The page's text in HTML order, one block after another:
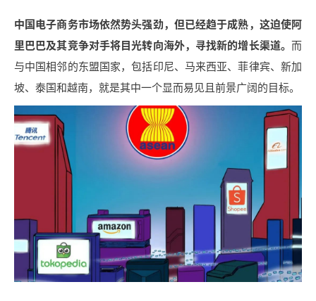
中国电子商务市场依然势头强劲，但已经趋于成熟，这迫使阿
里巴巴及其竞争对手将目光转向海外，寻找新的增长渠道。 而
与中国相邻的东盟国家，包括印尼、马来西亚、菲律宾、新加
坡、泰国和越南，就是其中一个显而易见且前景广阔的目标。